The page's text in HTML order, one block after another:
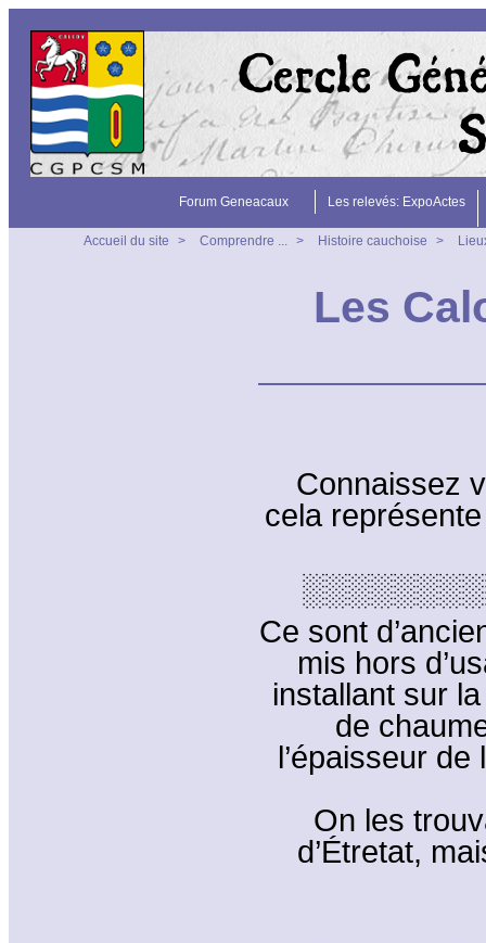
Forum Geneacaux Les relevés: ExpoActes
Accueil du site > Comprendre ... > Histoire cauchoise >
Les
Connaissez
cela
Ce sont
mis hors
installant sur
de
l’épaisseur
On les
d’Étretat,